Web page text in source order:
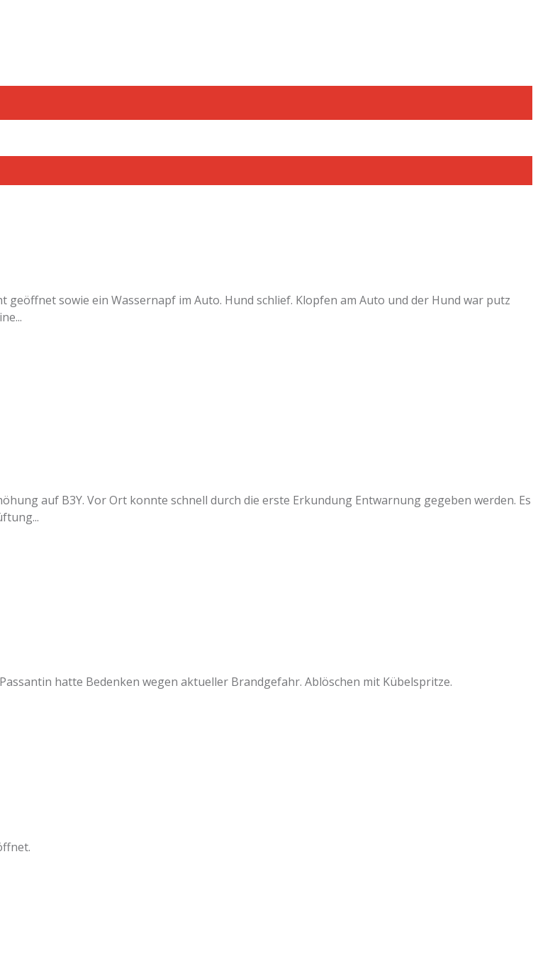
geöffnet sowie ein Wassernapf im Auto. Hund schlief. Klopfen am Auto und der Hund war putz
auf B3Y. Vor Ort konnte schnell durch die erste Erkundung Entwarnung gegeben werden. Es
hatte Bedenken wegen aktueller Brandgefahr. Ablöschen mit Kübelspritze.